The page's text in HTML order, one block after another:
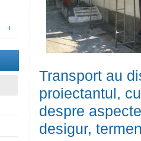
+
Transport au
proiectantul,
despre
desigur,